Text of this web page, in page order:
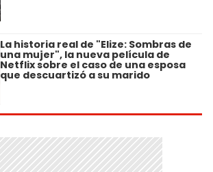
La historia real de "Elize: Sombras de
una mujer", la nueva película de
Netflix sobre el caso de una esposa
que descuartizó a su marido